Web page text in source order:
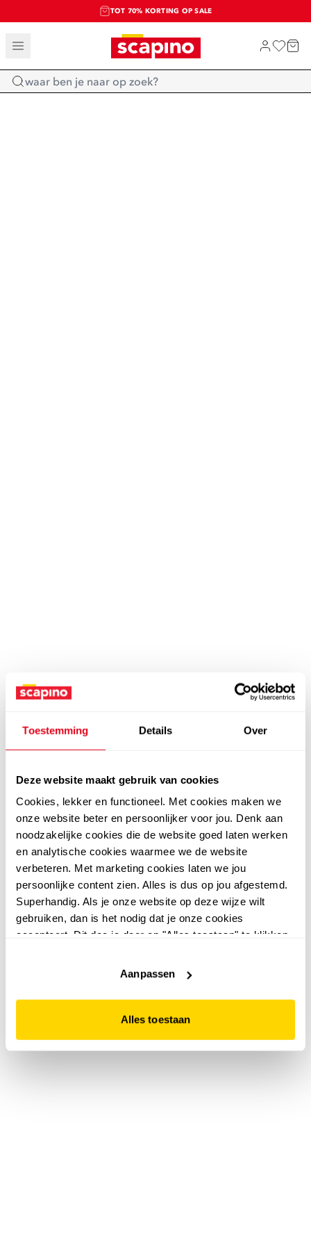
Toestemming Details Over
Deze website maakt gebruik van cookies
Cookies, lekker en functioneel. Met cookies maken we
onze website beter en persoonlijker voor jou. Denk aan
noodzakelijke cookies die de website goed laten werken
en analytische cookies waarmee we de website
verbeteren. Met marketing cookies laten we jou
persoonlijke content zien. Alles is dus op jou afgestemd.
Superhandig. Als je onze website op deze wijze wilt
gebruiken, dan is het nodig dat je onze cookies
accepteert. Dit doe je door op "Alles toestaan" te klikken.
website niet optimaal functioneert.
Aanpassen
Alles toestaan
TOT 70% KORTING OP SALE
SALE: LAATSTE KANS!
SHOP NIEUW
Home